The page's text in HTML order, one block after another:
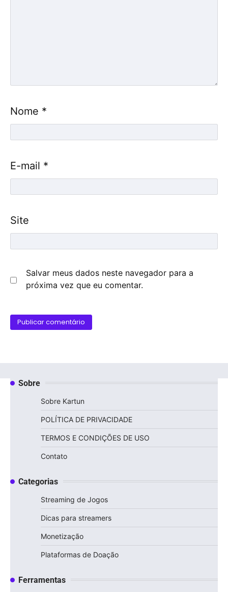
Nome *
E-mail *
Site
Salvar meus dados neste navegador para a
próxima vez que eu comentar.
Sobre
Sobre Kartun
POLÍTICA DE PRIVACIDADE
TERMOS E CONDIÇÕES DE USO
Contato
Categorias
Streaming de Jogos
Dicas para streamers
Monetização
Plataformas de Doação
Ferramentas